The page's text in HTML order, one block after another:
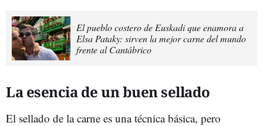
El pueblo costero de Euskadi que enamora a
Elsa Pataky: sirven la mejor carne del mundo
frente al Cantábrico
La esencia de un buen sellado
El sellado de la carne es una técnica básica, pero